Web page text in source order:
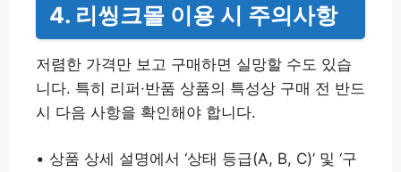
4. 리씽크몰 이용 시 주의사항
저렴한 가격만 보고 구매하면 실망할 수도 있습
니다. 특히 리퍼·반품 상품의 특성상 구매 전 반드
시 다음 사항을 확인해야 합니다.
• 상품 상세 설명에서 ‘상태 등급(A, B, C)’ 및 ‘구